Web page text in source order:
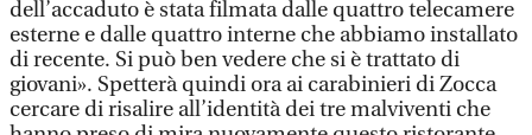
dell’accaduto è stata filmata dalle quattro telecamere
esterne e dalle quattro interne che abbiamo installato
di recente. Si può ben vedere che si è trattato di
giovani». Spetterà quindi ora ai carabinieri di Zocca
cercare di risalire all’identità dei tre malviventi che